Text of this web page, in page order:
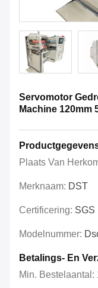
Servomotor
Machine 120mm
Plaats Van
Merknaam: DST
Certificering: SGS
Modelnummer:
Betalings- En
Min. Bestelaantal: